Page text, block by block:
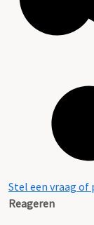
Stel een vraag
Reageren